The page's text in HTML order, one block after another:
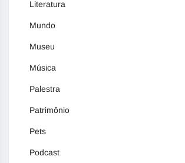
Literatura
Mundo
Museu
Música
Palestra
Patrimônio
Pets
Podcast